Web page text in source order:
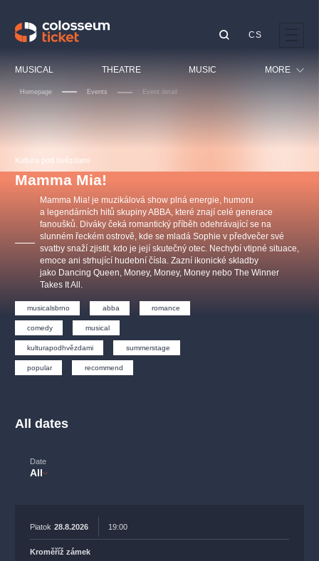
MUSICAL THEATRE MUSIC MORE
Others
CS
Homepage Events Event detail
Kultura pod hvězdami
Mamma Mia!
Mamma Mia! je muzikálová show plná energie, humoru
a legendárních hitů skupiny ABBA, které znají celé generace
fanoušků. Diváky čeká romantický příběh odehrávající se na
slunném řeckém ostrově, kde se mladá Sophie v předvečer své
svatby snaží zjistit, kdo je její skutečný otec. Nechybí vtipné situace,
emoce ani strhující hudební čísla. Zazní ikonické skladby
jako Dancing Queen, Money, Money, Money nebo The Winner
Takes It All.
musicalsbrno abba romance
comedy musical
kulturapodhvězdami summerstage
popular recommend
All dates
Date
All
Piatok 28.8.2026 19:00
Kroměříž zámek
OBYČEJNÁ HOLKA
Agentura 44, s.r.o.
s.r.o.
Other's search
musicalsprague
The most popular
musicalsprague praguetheatre
filmmusic thestateopera rudolfinum
nationaltheatre drama